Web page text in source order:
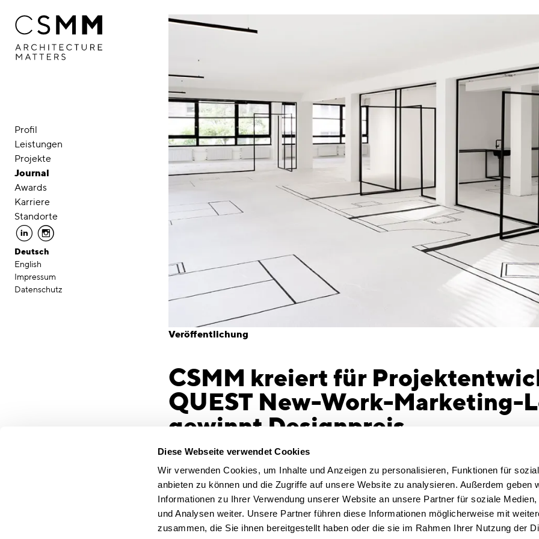
Diese Webseite verwendet Cookies
Wir verwenden Cookies, um Inhalte und Anzeigen zu personalisieren, Funktionen für
anbieten zu können und die Zugriffe auf unsere Website zu analysieren. Außerdem geben
Informationen zu Ihrer Verwendung unserer Website an unsere Partner für soziale Medien,
und Analysen weiter. Unsere Partner führen diese Informationen möglicherweise mit
zusammen, die Sie ihnen bereitgestellt haben oder die sie im Rahmen Ihrer Nutzung der
Profil
Leistungen
Projekte
Journal
Awards
Karriere
Standorte
linkedin instagram
Deutsch
English
Impressum
Datenschutz
Veröffentlichung
CSMM kreiert für
QUEST New-Work-Marketing-
gewinnt Designpreis
Spektakuläres Bürogebäude in Münchner
Schillerstraße nimmt neue Gestalt an /
Marketing-Lounge im Fritz eröffnet
München, 29. September 2020. Die Büroimmobilie „Fritz“ im
Herzen der Münchner Innenstadt, die QUEST Investment Partners
Bei der
getreu
und
die